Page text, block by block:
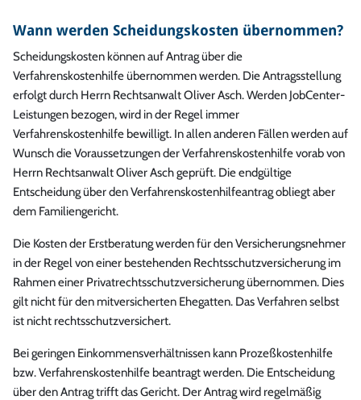
Wann werden Scheidungskosten übernommen?
Scheidungskosten können auf Antrag über die
Verfahrenskostenhilfe übernommen werden. Die Antragsstellung
erfolgt durch Herrn Rechtsanwalt Oliver Asch. Werden JobCenter-
Leistungen bezogen, wird in der Regel immer
Verfahrenskostenhilfe bewilligt. In allen anderen Fällen werden auf
Wunsch die Voraussetzungen der Verfahrenskostenhilfe vorab von
Herrn Rechtsanwalt Oliver Asch geprüft. Die endgültige
Entscheidung über den Verfahrenskostenhilfeantrag obliegt aber
dem Familiengericht.
Die Kosten der Erstberatung werden für den Versicherungsnehmer
in der Regel von einer bestehenden Rechtsschutzversicherung im
Rahmen einer Privatrechtsschutzversicherung übernommen. Dies
gilt nicht für den mitversicherten Ehegatten. Das Verfahren selbst
ist nicht rechtsschutzversichert.
Bei geringen Einkommensverhältnissen kann Prozeßkostenhilfe
bzw. Verfahrenskostenhilfe beantragt werden. Die Entscheidung
über den Antrag trifft das Gericht. Der Antrag wird regelmäßig